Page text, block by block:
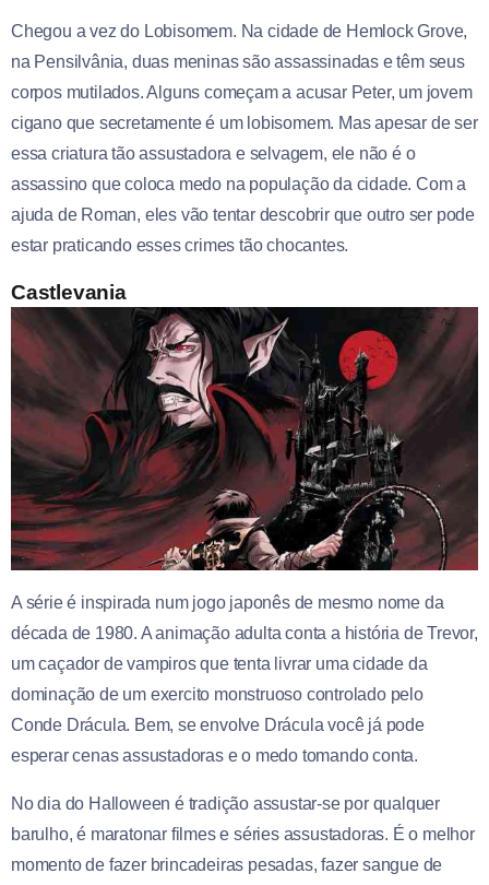
Chegou a vez do Lobisomem. Na cidade de Hemlock Grove,
na Pensilvânia, duas meninas são assassinadas e têm seus
corpos mutilados. Alguns começam a acusar Peter, um jovem
cigano que secretamente é um lobisomem. Mas apesar de ser
essa criatura tão assustadora e selvagem, ele não é o
assassino que coloca medo na população da cidade. Com a
ajuda de Roman, eles vão tentar descobrir que outro ser pode
estar praticando esses crimes tão chocantes.
Castlevania
A série é inspirada num jogo japonês de mesmo nome da
década de 1980. A animação adulta conta a história de Trevor,
um caçador de vampiros que tenta livrar uma cidade da
dominação de um exercito monstruoso controlado pelo
Conde Drácula. Bem, se envolve Drácula você já pode
esperar cenas assustadoras e o medo tomando conta.
No dia do Halloween é tradição assustar-se por qualquer
barulho, é maratonar filmes e séries assustadoras. É o melhor
momento de fazer brincadeiras pesadas, fazer sangue de